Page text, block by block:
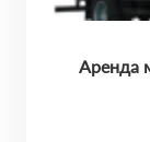
Аренда